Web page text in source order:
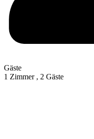
Gäste
1 Zimmer , 2 Gäste